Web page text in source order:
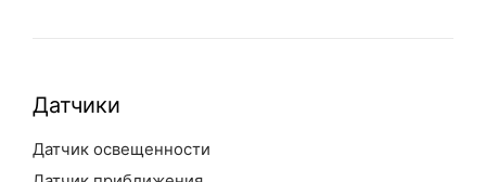
Датчики
Датчик освещенности